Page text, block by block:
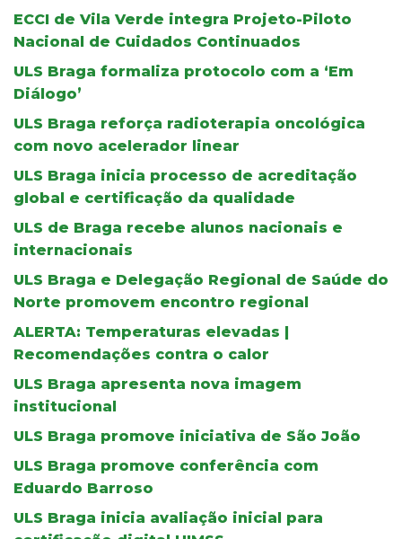
ECCI de Vila Verde integra Projeto-Piloto
Nacional de Cuidados Continuados
ULS Braga formaliza protocolo com a ‘Em
Diálogo’
ULS Braga reforça radioterapia oncológica
com novo acelerador linear
ULS Braga inicia processo de acreditação
global e certificação da qualidade
ULS de Braga recebe alunos nacionais e
internacionais
ULS Braga e Delegação Regional de Saúde do
Norte promovem encontro regional
ALERTA: Temperaturas elevadas |
Recomendações contra o calor
ULS Braga apresenta nova imagem
institucional
ULS Braga promove iniciativa de São João
ULS Braga promove conferência com
Eduardo Barroso
ULS Braga inicia avaliação inicial para